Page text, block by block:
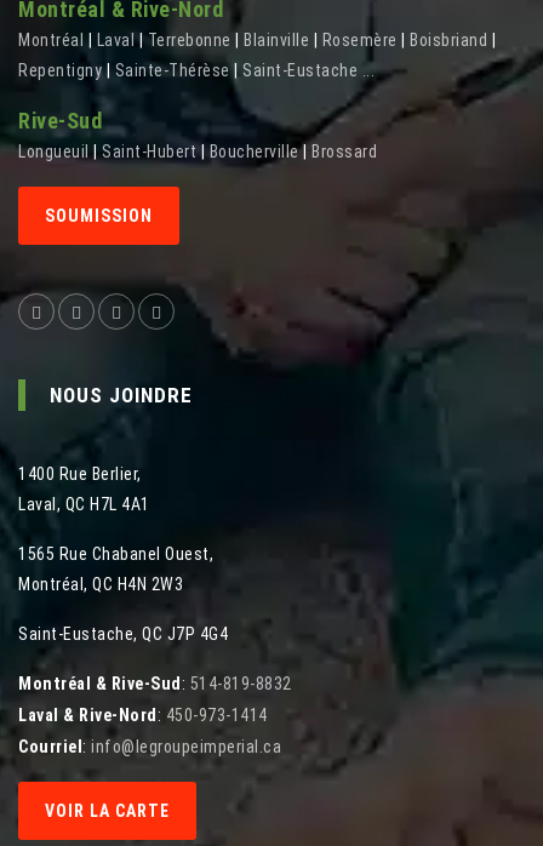
Montréal & Rive-Nord
Montréal Laval|Terrebonne Blainville Rosemère Boisbriand
Repentigny| Sainte-Thérèse Saint-Eustache ...
Rive-Sud
Longueuil Saint-Hubert| Boucherville| Brossard
SOUMISSION
NOUS JOINDRE
1400 Rue Berlier,
Laval , QC H7L 4A1
1565 Rue Chabanel Ouest,
Montréal , QC H4N 2W3
Saint-Eustache, QC J7P 4G4
Montréal & Rive-Sud : 514-819-8832
Laval & Rive-Nord : 450-973-1414
Courriel : info@legroupeimperial.ca
VOIR LA CARTE